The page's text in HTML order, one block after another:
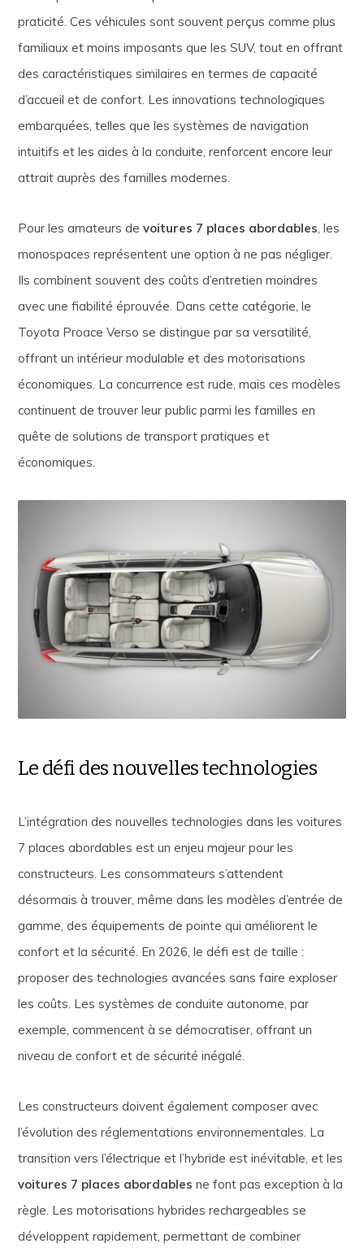
praticité. Ces véhicules sont souvent perçus comme plus
familiaux et moins imposants que les SUV, tout en offrant
des caractéristiques similaires en termes de capacité
d’accueil et de confort. Les innovations technologiques
embarquées, telles que les systèmes de navigation
intuitifs et les aides à la conduite, renforcent encore leur
attrait auprès des familles modernes.
Pour les amateurs devoitures 7 places abordables, les
monospaces représentent une option à ne pas négliger.
Ils combinent souvent des coûts d’entretien moindres
avec une fiabilité éprouvée. Dans cette catégorie, le
Toyota Proace Verso se distingue par sa versatilité,
offrant un intérieur modulable et des motorisations
économiques. La concurrence est rude, mais ces modèles
continuent de trouver leur public parmi les familles en
quête de solutions de transport pratiques et
économiques.
Le défi des nouvelles technologies
L’intégration des nouvelles technologies dans les voitures
7 places abordables est un enjeu majeur pour les
constructeurs. Les consommateurs s’attendent
désormais à trouver, même dans les modèles d’entrée de
gamme, des équipements de pointe qui améliorent le
confort et la sécurité. En 2026, le défi est de taille :
proposer des technologies avancées sans faire exploser
les coûts. Les systèmes de conduite autonome, par
exemple, commencent à se démocratiser, offrant un
niveau de confort et de sécurité inégalé.
Les constructeurs doivent également composer avec
l’évolution des réglementations environnementales. La
transition vers l’électrique et l’hybride est inévitable, et les
voitures 7 places abordables ne font pas exception à la
règle. Les motorisations hybrides rechargeables se
développent rapidement, permettant de combiner